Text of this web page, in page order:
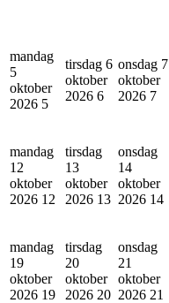
mandag
5
oktober
2026 5
tirsdag 6
oktober
2026 6
onsdag 7
oktober
2026 7
mandag
12
oktober
2026 12
tirsdag
13
oktober
2026 13
onsdag
14
oktober
2026 14
mandag
19
oktober
2026 19
tirsdag
20
oktober
2026 20
onsdag
21
oktober
2026 21